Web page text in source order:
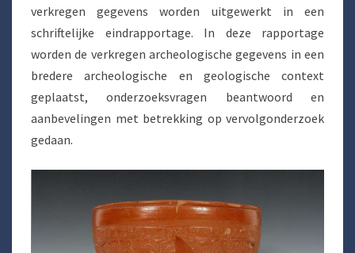
verkregen gegevens worden uitgewerkt in een
schriftelijke eindrapportage. In deze rapportage
worden de verkregen archeologische gegevens in een
bredere archeologische en geologische context
geplaatst, onderzoeksvragen beantwoord en
aanbevelingen met betrekking op vervolgonderzoek
gedaan.